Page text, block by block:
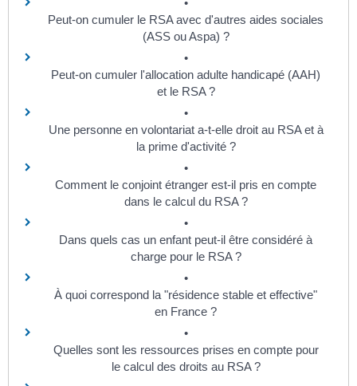
Peut-on cumuler le RSA avec d'autres aides sociales
(ASS ou Aspa) ?
Peut-on cumuler l'allocation adulte handicapé (AAH)
et le RSA ?
Une personne en volontariat a-t-elle droit au RSA et à
la prime d'activité ?
Comment le conjoint étranger est-il pris en compte
dans le calcul du RSA ?
Dans quels cas un enfant peut-il être considéré à
charge pour le RSA ?
À quoi correspond la "résidence stable et effective"
en France ?
Quelles sont les ressources prises en compte pour
le calcul des droits au RSA ?